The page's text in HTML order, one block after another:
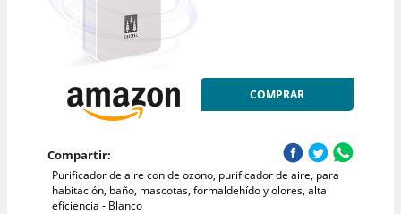
COMPRAR
Compartir:
Purificador de aire con de ozono, purificador de aire, para
habitación, baño, mascotas, formaldehído y olores, alta
eficiencia - Blanco